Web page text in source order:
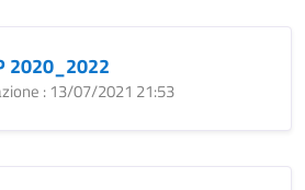
2020_2022
: 13/07/2021 21:53